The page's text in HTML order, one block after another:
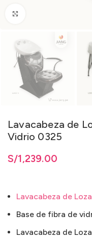
Lavacabeza de
Vidrio 0325
S/1,239.00
Lavacabeza de
Base de fibra de
Lavacabeza de